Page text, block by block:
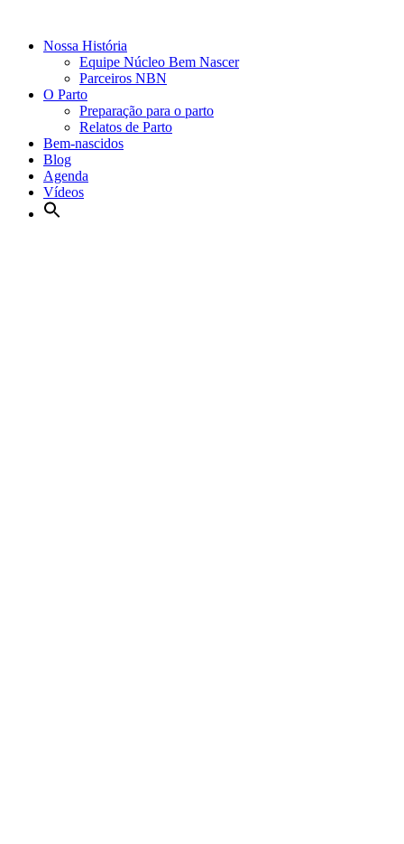
Nossa História
Equipe Núcleo Bem Nascer
Parceiros NBN
O Parto
Preparação para o parto
Relatos de Parto
Bem-nascidos
Blog
Agenda
Vídeos